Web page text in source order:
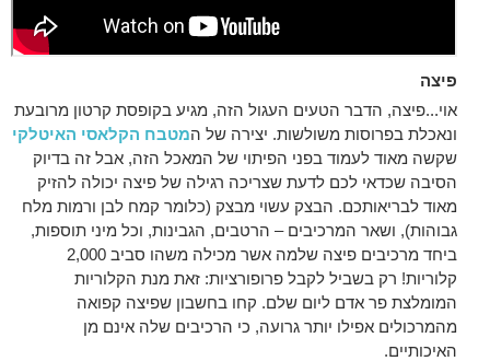
פיצה
אוי...פיצה, הדבר הטעים העגול הזה, מגיע בקופסת קרטון מרובעת
ונאכלת בפרוסות משולשות. יצירה של המטבח הקלאסי האיטלקי
שקשה מאוד לעמוד בפני הפיתוי של המאכל הזה, אבל זה בדיוק
הסיבה שכדאי לכם לדעת שצריכה רגילה של פיצה יכולה להזיק
מאוד לבריאותכם. הבצק עשוי מבצק (כלומר קמח לבן ורמות מלח
גבוהות), ושאר המרכיבים – הרטבים, הגבינות, וכל מיני תוספות,
ביחד מרכיבים פיצה שלמה אשר מכילה משהו סביב 2,000
קלוריות! רק בשביל לקבל פרופורציות: זאת מנת הקלוריות
המומלצת פר אדם ליום שלם. קחו בחשבון שפיצה קפואה
מהמרכולים אפילו יותר גרועה, כי הרכיבים שלה אינם מן
האיכותיים.